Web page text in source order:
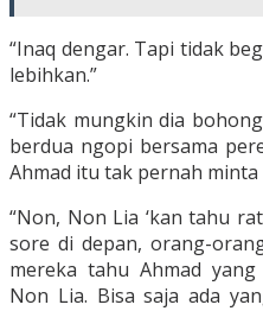
“Inaq dengar. Tapi tidak
lebihkan.”
“Tidak mungkin dia
berdua ngopi bersama
Ahmad itu tak pernah minta
“Non, Non Lia ‘kan tahu
sore di depan, orang-
mereka tahu Ahmad
Non Lia. Bisa saja ada